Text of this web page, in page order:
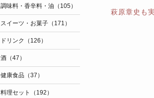
萩原章史も
調味料・香辛料・油（105）
スイーツ・お菓子（171）
ドリンク（126）
酒（47）
健康食品（37）
料理セット（192）